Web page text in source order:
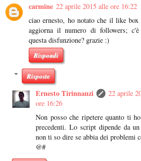
carmine 22 aprile 2015 alle ore 16:22
ciao ernesto, ho notato che il like
aggiorna il numero di followers;
questa disfunzione? grazie :)
Rispondi
Risposte
Ernesto Tirinnanzi
22 aprile
ore 16:26
Non posso che ripetere quanto ti
precedenti. Lo script dipende da
non ti so dire se abbia dei problemi
@#